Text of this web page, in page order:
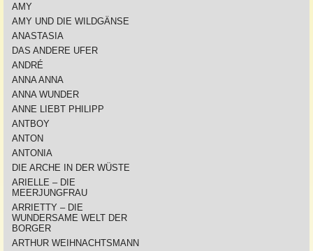
AMY
AMY UND DIE WILDGÄNSE
ANASTASIA
DAS ANDERE UFER
ANDRÉ
ANNA ANNA
ANNA WUNDER
ANNE LIEBT PHILIPP
ANTBOY
ANTON
ANTONIA
DIE ARCHE IN DER WÜSTE
ARIELLE – DIE
MEERJUNGFRAU
ARRIETTY – DIE
WUNDERSAME WELT DER
BORGER
ARTHUR WEIHNACHTSMANN